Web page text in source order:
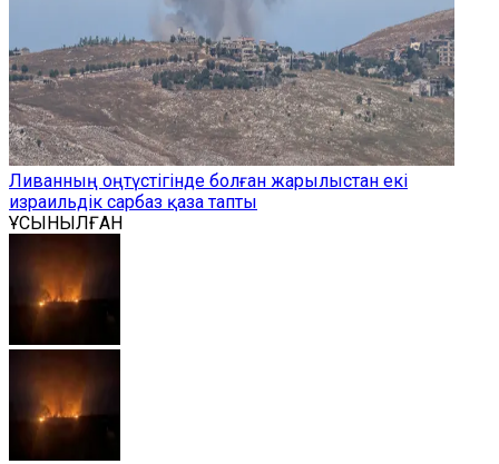
Ливанның оңтүстігінде болған жарылыстан екі
израильдік сарбаз қаза тапты
ҰСЫНЫЛҒАН